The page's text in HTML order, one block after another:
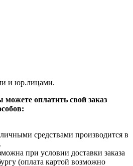
и юр.лицами.
оплатить свой заказ
средствами производится в
при условии доставки заказа
(оплата картой возможно